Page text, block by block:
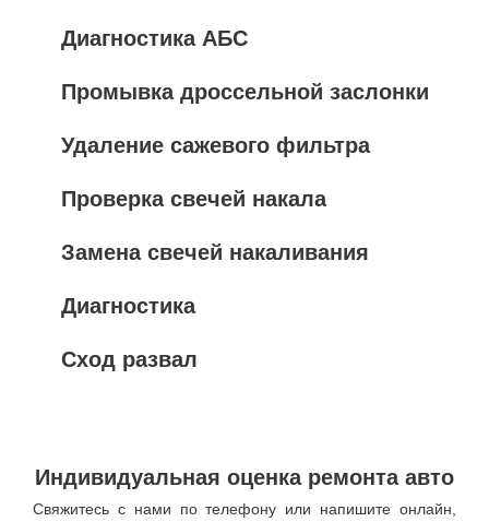
Диагностика АБС
Промывка дроссельной заслонки
Удаление сажевого фильтра
Проверка свечей накала
Замена свечей накаливания
Диагностика
Сход развал
Индивидуальная оценка ремонта авто
Свяжитесь с нами по телефону или напишите онлайн,